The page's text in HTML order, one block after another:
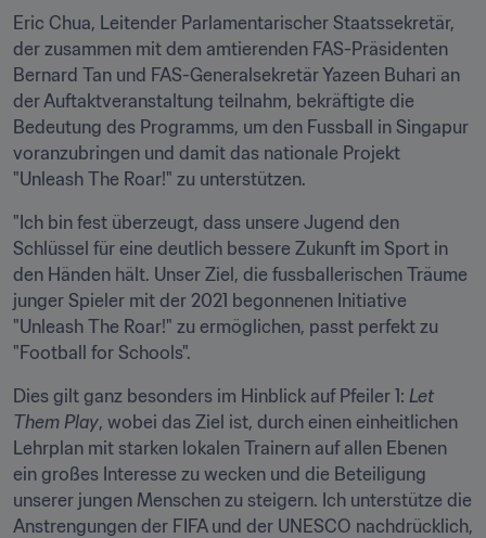
Eric Chua, Leitender Parlamentarischer Staatssekretär,
der zusammen mit dem amtierenden FAS-Präsidenten
Bernard Tan und FAS-Generalsekretär Yazeen Buhari an
der Auftaktveranstaltung teilnahm, bekräftigte die
Bedeutung des Programms, um den Fussball in Singapur
voranzubringen und damit das nationale Projekt
"Unleash The Roar!" zu unterstützen.
"Ich bin fest überzeugt, dass unsere Jugend den
Schlüssel für eine deutlich bessere Zukunft im Sport in
den Händen hält. Unser Ziel, die fussballerischen Träume
junger Spieler mit der 2021 begonnenen Initiative
"Unleash The Roar!" zu ermöglichen, passt perfekt zu
"Football for Schools".
Dies gilt ganz besonders im Hinblick auf Pfeiler 1: Let
Them Play, wobei das Ziel ist, durch einen einheitlichen
Lehrplan mit starken lokalen Trainern auf allen Ebenen
ein großes Interesse zu wecken und die Beteiligung
unserer jungen Menschen zu steigern. Ich unterstütze die
Anstrengungen der FIFA und der UNESCO nachdrücklich,